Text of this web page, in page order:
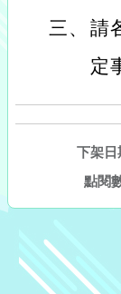
三、 請
定
下架日
點閱